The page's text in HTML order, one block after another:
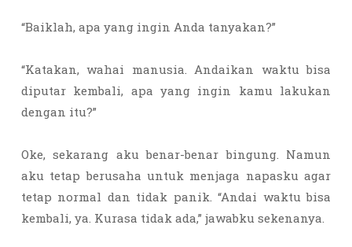
“Baiklah, apa yang ingin Anda tanyakan?”
“Katakan, wahai manusia. Andaikan waktu bisa
diputar kembali, apa yang ingin kamu lakukan
dengan itu?”
Oke, sekarang aku benar-benar bingung. Namun
aku tetap berusaha untuk menjaga napasku agar
tetap normal dan tidak panik. “Andai waktu bisa
kembali, ya. Kurasa tidak ada,” jawabku sekenanya.